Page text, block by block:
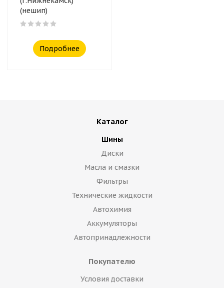
(нешип)
Подробнее
Каталог
Шины
Диски
Масла и смазки
Фильтры
Технические жидкости
Автохимия
Аккумуляторы
Автопринадлежности
Покупателю
Условия доставки